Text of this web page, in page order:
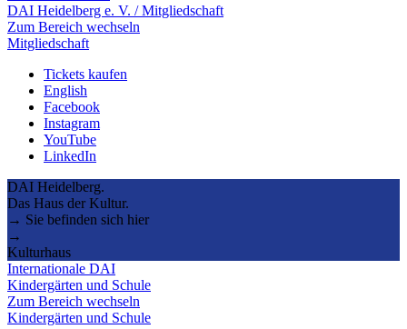
DAI Heidelberg e. V. / Mitgliedschaft
Zum Bereich wechseln
Mitgliedschaft
Tickets kaufen
English
Facebook
Instagram
YouTube
LinkedIn
DAI Heidelberg.
Das Haus der Kultur.
→ Sie befinden sich hier
→
Kulturhaus
Internationale DAI
Kindergärten und Schule
Zum Bereich wechseln
Kindergärten und Schule